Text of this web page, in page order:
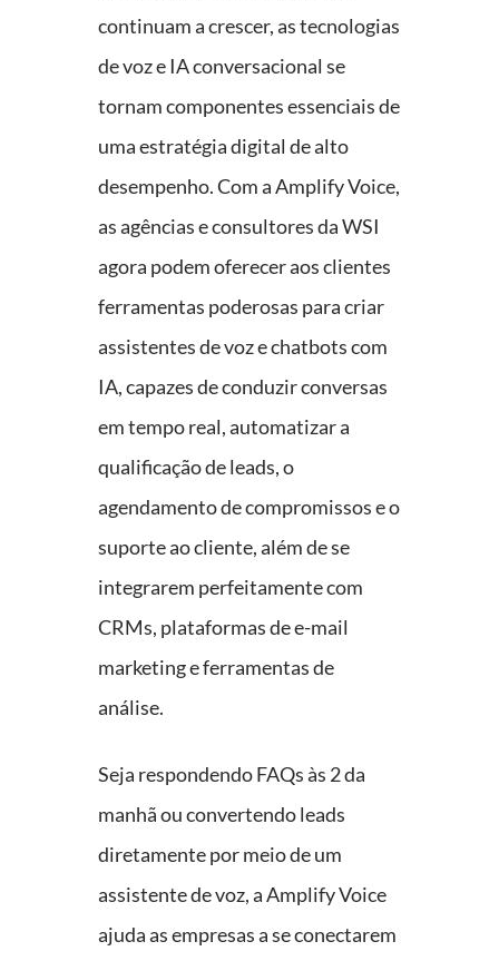
continuam a crescer, as tecnologias
de voz e IA conversacional se
tornam componentes essenciais de
uma estratégia digital de alto
desempenho. Com a Amplify Voice,
as agências e consultores da WSI
agora podem oferecer aos clientes
ferramentas poderosas para criar
assistentes de voz e chatbots com
IA, capazes de conduzir conversas
em tempo real, automatizar a
qualificação de leads, o
agendamento de compromissos e o
suporte ao cliente, além de se
integrarem perfeitamente com
CRMs, plataformas de e-mail
marketing e ferramentas de
análise.
Seja respondendo FAQs às 2 da
manhã ou convertendo leads
diretamente por meio de um
assistente de voz, a Amplify Voice
ajuda as empresas a se conectarem